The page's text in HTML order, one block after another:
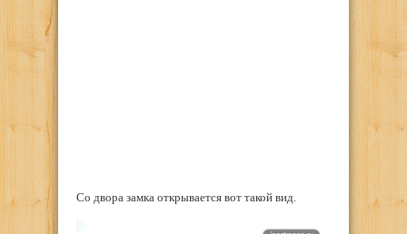
Со двора замка открывается вот такой вид.